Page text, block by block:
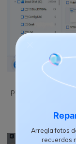
Arregla fotos
recuerdos
Paso 3.
previsualizar los
software haya
quieres